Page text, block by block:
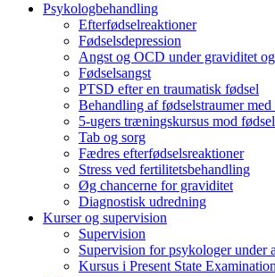
Psykologbehandling
Efterfødselreaktioner
Fødselsdepression
Angst og OCD under graviditet
Fødselsangst
PTSD efter en traumatisk fødsel
Behandling af fødselstraumer
5-ugers træningskursus mod
Tab og sorg
Fædres efterfødselsreaktioner
Stress ved fertilitetsbehandling
Øg chancerne for graviditet
Diagnostisk udredning
Kurser og supervision
Supervision
Supervision for psykologer under
Kursus i Present State